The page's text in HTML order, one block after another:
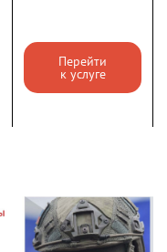
Перейти
к услуге
Перейти
к услуге